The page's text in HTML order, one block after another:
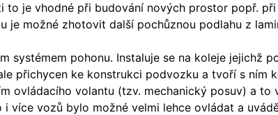
je vhodné při budování nových prostor popř.
je možné zhotovit další pochůznou podlahu z
systémem pohonu. Instaluje se na koleje jejichž
přichycen ke konstrukci podvozku a tvoří s ním
ovládacího volantu (tzv. mechanický posuv) a to
více vozů bylo možné velmi lehce ovládat a